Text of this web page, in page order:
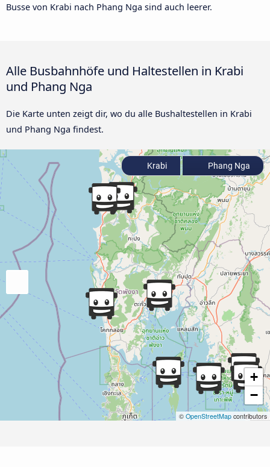
Busse von Krabi nach Phang Nga sind auch leerer.
Alle Busbahnhöfe und Haltestellen in Krabi
und Phang Nga
Die Karte unten zeigt dir, wo du alle Bushaltestellen in Krabi
und Phang Nga findest.
+
−
© OpenStreetMap contributors
Krabi Phang Nga